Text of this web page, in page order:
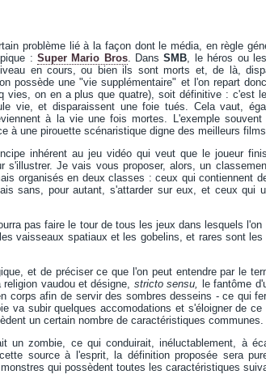
problème lié à la façon dont le média, en règle
: Super Mario Bros. DansSMB, le héros ou
en cours, ou bien ils sont morts et, de là,
possède une "vie supplémentaire" et l'on repart
vies, on en a plus que quatre), soit définitive : c'est
vie, et disparaissent une foie tués. Cela vaut,
à la vie une fois mortes. L'exemple
à une pirouette scénaristique digne des meilleurs
inhérent au jeu vidéo qui veut que le joueur
s'illustrer. Je vais vous proposer, alors, un
organisés en deux classes : ceux qui contiennent
sans, pour autant, s'attarder sur eux, et ceux qui
pas faire le tour de tous les jeux dans lesquels
vaisseaux spatiaux et les gobelins, et rares sont
et de préciser ce que l'on peut entendre par le
vaudou et désigne, stricto sensu,
le fantôme
corps afin de servir des sombres desseins - ce qui
va subir quelques accomodations et s'éloigner de
un certain nombre de caractéristiques communes.
zombie, ce qui conduirait, inéluctablement, à
source à l'esprit, la définition proposée sera
monstres qui possèdent toutes les caractéristiques